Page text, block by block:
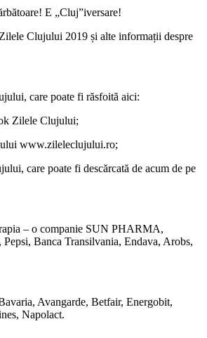
E „Cluj”iversare!
Clujului 2019 și alte informații despre
care poate fi răsfoită aici:
Zilele Clujului;
www.zileleclujului.ro;
care poate fi descărcată de acum de pe
– o companie SUN PHARMA,
Banca Transilvania, Endava, Arobs,
Avangarde, Betfair, Energobit,
Napolact.